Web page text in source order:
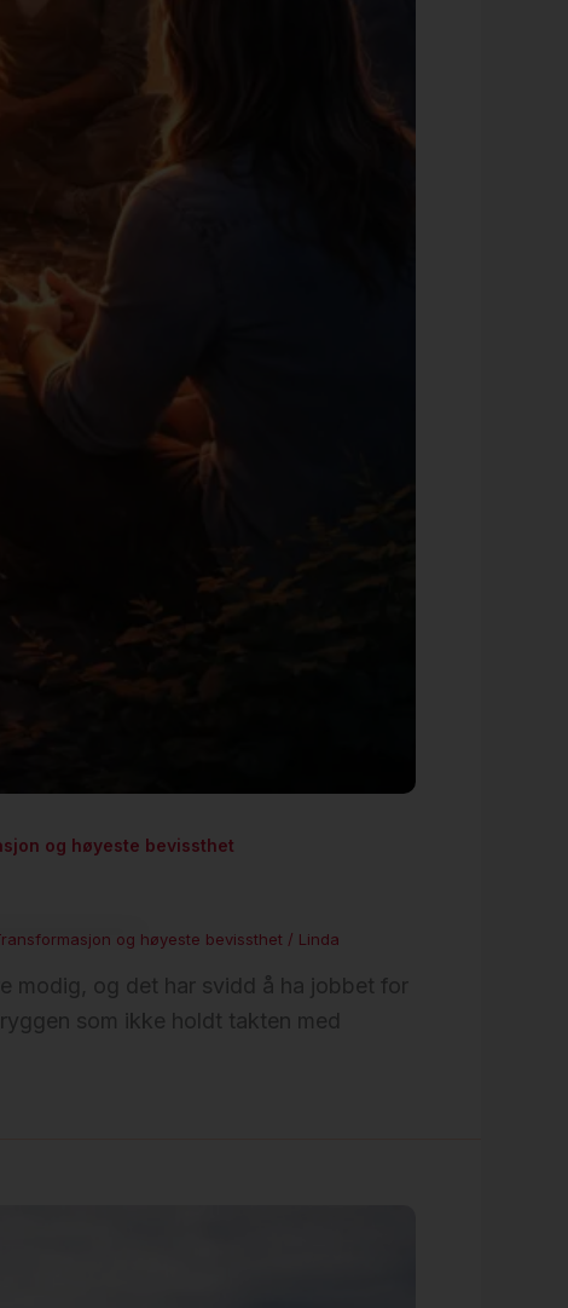
og høyeste bevissthet
og høyeste bevissthet / Linda
modig, og det har svidd å ha jobbet for
som ikke holdt takten med